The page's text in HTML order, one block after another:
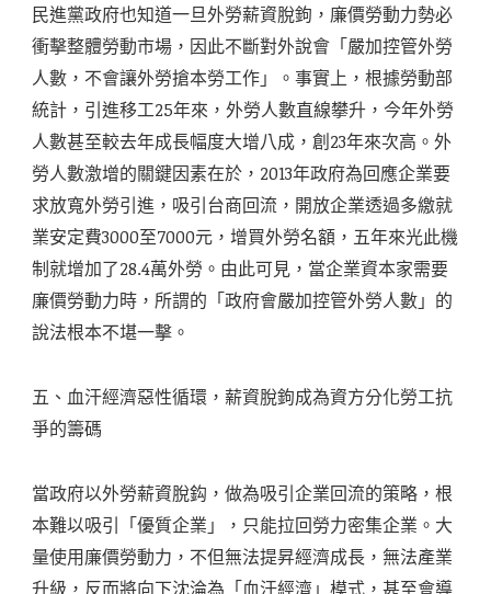
民進黨政府也知道一旦外勞薪資脫鉤，廉價勞動力勢必
衝擊整體勞動市場，因此不斷對外說會「嚴加控管外勞
人數，不會讓外勞搶本勞工作」。事實上，根據勞動部
統計，引進移工25年來，外勞人數直線攀升，今年外勞
人數甚至較去年成長幅度大增八成，創23年來次高。外
勞人數激增的關鍵因素在於，2013年政府為回應企業要
求放寬外勞引進，吸引台商回流，開放企業透過多繳就
業安定費3000至7000元，增買外勞名額，五年來光此機
制就增加了28.4萬外勞。由此可見，當企業資本家需要
廉價勞動力時，所謂的「政府會嚴加控管外勞人數」的
說法根本不堪一擊。
五、血汗經濟惡性循環，薪資脫鉤成為資方分化勞工抗
爭的籌碼
當政府以外勞薪資脫鈎，做為吸引企業回流的策略，根
本難以吸引「優質企業」，只能拉回勞力密集企業。大
量使用廉價勞動力，不但無法提昇經濟成長，無法產業
升級，反而將向下沈淪為「血汗經濟」模式，甚至會導